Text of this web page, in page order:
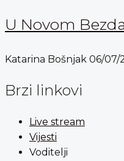
U Novom
Katarina Bošnjak 06/07/
Brzi linkovi
Live stream
Vijesti
Voditelji